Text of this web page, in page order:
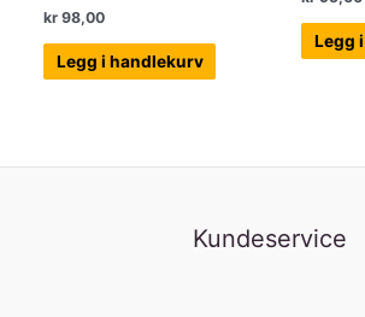
kr 98,00
Legg i handlekurv
Legg
Kundeservice